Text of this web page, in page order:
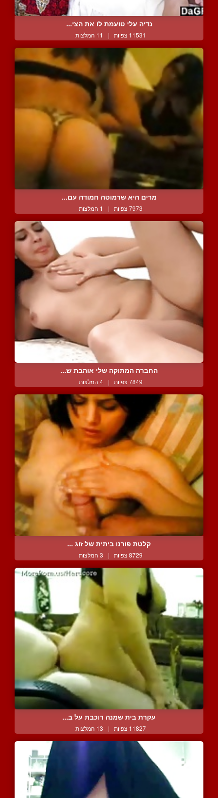
נדיה עלי טועמת לו את הצי...
11531 צפיות | 11 המלצות
מרים היא שרמוטה חמודה עם...
7973 צפיות | 1 המלצות
החברה המתוקה שלי אוהבת ש...
7849 צפיות | 4 המלצות
קלטת פורנו ביתית של זוג ...
8729 צפיות | 3 המלצות
עקרת בית שמנה רוכבת על ב...
11827 צפיות | 13 המלצות